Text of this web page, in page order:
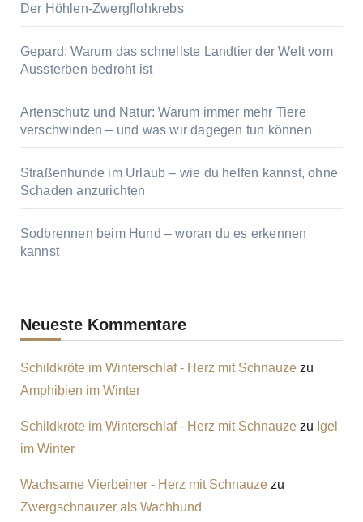
Der Höhlen-Zwergflohkrebs
Gepard: Warum das schnellste Landtier der Welt vom
Aussterben bedroht ist
Artenschutz und Natur: Warum immer mehr Tiere
verschwinden – und was wir dagegen tun können
Straßenhunde im Urlaub – wie du helfen kannst, ohne
Schaden anzurichten
Sodbrennen beim Hund – woran du es erkennen
kannst
Neueste Kommentare
Schildkröte im Winterschlaf - Herz mit Schnauzezu
Amphibien im Winter
Schildkröte im Winterschlaf - Herz mit Schnauzezu Igel
im Winter
Wachsame Vierbeiner - Herz mit Schnauzezu
Zwergschnauzer als Wachhund